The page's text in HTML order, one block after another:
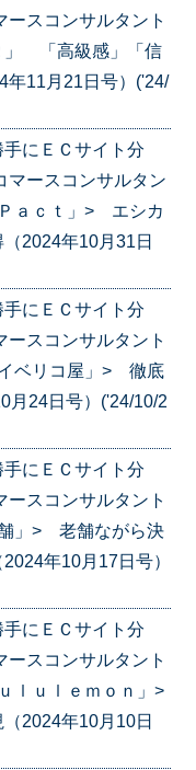
スコンサルタント
「高級感」「信
年11月21日号）('24/
手にＥＣサイト分
ースコンサルタン
ａｃｔ」> エシカ
2024年10月31日
手にＥＣサイト分
スコンサルタント
ベリコ屋」> 徹底
月24日号）('24/10/2
手にＥＣサイト分
スコンサルタント
」> 老舗ながら決
年10月17日号）
手にＥＣサイト分
スコンサルタント
ｕｌｅｍｏｎ」>
2024年10月10日